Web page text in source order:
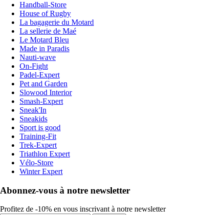
Handball-Store
House of Rugby
La bagagerie du Motard
La sellerie de Maé
Le Motard Bleu
Made in Paradis
Nauti-wave
On-Fight
Padel-Expert
Pet and Garden
Slowood Interior
Smash-Expert
Sneak'In
Sneakids
Sport is good
Training-Fit
Trek-Expert
Triathlon Expert
Vélo-Store
Winter Expert
Abonnez-vous à notre newsletter
Profitez de -10% en vous inscrivant à notre newsletter